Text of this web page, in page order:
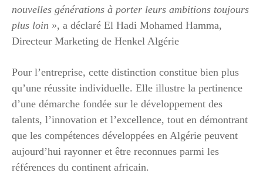
nouvelles générations à porter leurs ambitions toujours
plus loin », a déclaré El Hadi Mohamed Hamma,
Directeur Marketing de Henkel Algérie
Pour l’entreprise, cette distinction constitue bien plus
qu’une réussite individuelle. Elle illustre la pertinence
d’une démarche fondée sur le développement des
talents, l’innovation et l’excellence, tout en démontrant
que les compétences développées en Algérie peuvent
aujourd’hui rayonner et être reconnues parmi les
références du continent africain.